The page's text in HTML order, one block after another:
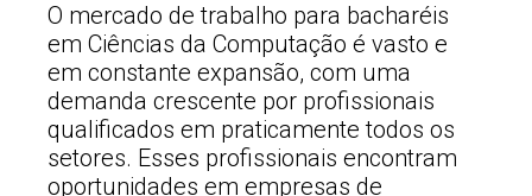
O mercado de trabalho para bacharéis
em Ciências da Computação é vasto e
em constante expansão, com uma
demanda crescente por profissionais
qualificados em praticamente todos os
setores. Esses profissionais encontram
oportunidades em empresas de